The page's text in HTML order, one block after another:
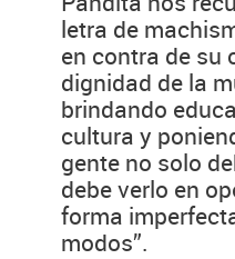
letra de
en contra de su
dignidad de la
brindando
cultura y
gente no solo
debe verlo en
forma
modos”.